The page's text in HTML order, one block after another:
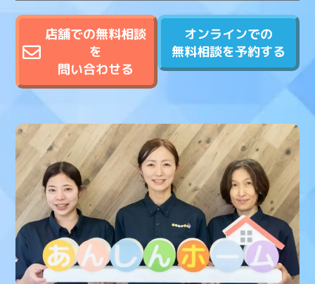
店舗での無料相談
を
問い合わせる
オンラインでの
無料相談を予約する